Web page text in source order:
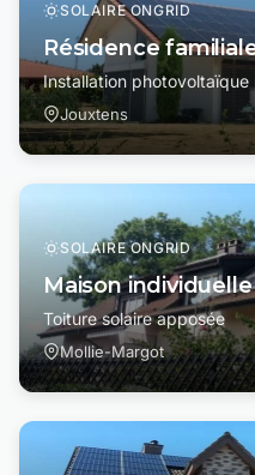
SOLAIRE ONGRID
Résidence
Installation photovoltaïque
Jouxtens
SOLAIRE ONGRID
Maison individuelle
Toiture solaire apposée
Mollie-Margot